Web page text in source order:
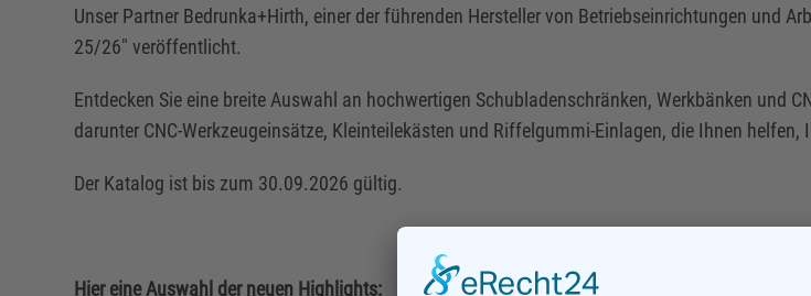
Unser Partner Bedrunka+Hirth, einer der führenden Hersteller von Betriebseinrichtungen und
25/26" veröffentlicht.
Entdecken Sie eine breite Auswahl an hochwertigen Schubladenschränken, Werkbänken und
darunter CNC-Werkzeugeinsätze, Kleinteilekästen und Riffelgummi-Einlagen, die Ihnen
Der Katalog ist bis zum 30.09.2026 gültig.
Hier eine Auswahl der neuen Highlights: